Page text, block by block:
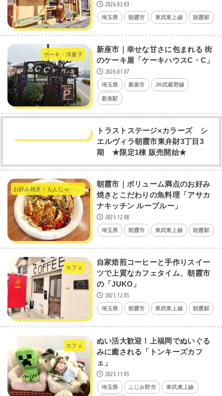
2026.02.03
埼玉県 朝霞市 東武東上線 朝霞駅
ケーキ・洋菓子
新座市｜幸せな甘さに包まれる 街
のケーキ屋「ケーキハウスC・C」
2026.01.07
埼玉県 新座市 JR武蔵野線
新座駅
トラストステージ×カラーズ シ
エルヴィラ朝霞市東弁財3丁目3
期 ★限定1棟 販売開始★
朝霞市｜ボリューム満点のお好み
焼きとこだわりの魚料理「アサカ
ナキッチン ルーブルー」
2025.12.08
埼玉県 朝霞市 東武東上線 朝霞駅
カフェ
自家焙煎コーヒーと手作りスイー
ツで上質なカフェタイム、朝霞市
の「JUKO」
2025.12.05
埼玉県 朝霞市 東武東上線 朝霞駅
カフェ
ぬい活大歓迎！上福岡でぬいぐる
みに癒される「トンキーズカフ
ェ」
2025.11.05
埼玉県 ふじみ野市 東武東上線